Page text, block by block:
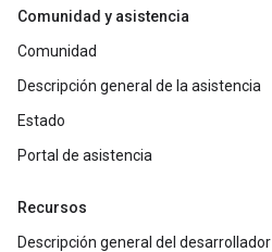
Comunidad y asistencia
Comunidad
Descripción general de la asistencia
Estado
Portal de asistencia
Recursos
Descripción general del desarrollador